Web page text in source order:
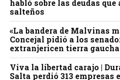
habló sobre las deudas
salteños
«La bandera de Malvinas
Concejal pidió a los
extranjericen tierra gaucha
Viva la libertad carajo |
Salta perdió 313 empresas